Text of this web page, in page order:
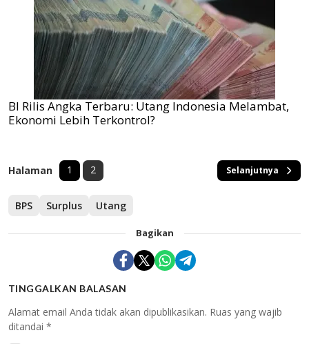
BI Rilis Angka Terbaru: Utang Indonesia Melambat,
Ekonomi Lebih Terkontrol?
Halaman 1 2 Selanjutnya
BPS Surplus Utang
Bagikan
TINGGALKAN BALASAN
Alamat email Anda tidak akan dipublikasikan. Ruas yang wajib
ditandai *